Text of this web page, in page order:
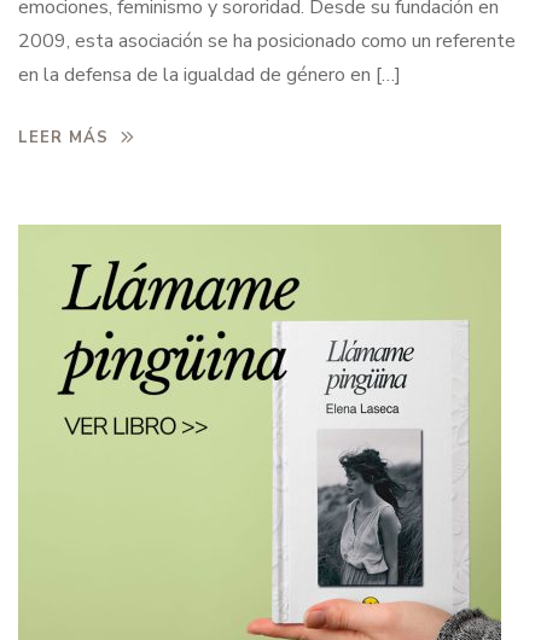
emociones, feminismo y sororidad. Desde su fundación en
2009, esta asociación se ha posicionado como un referente
en la defensa de la igualdad de género en […]
LEER MÁS